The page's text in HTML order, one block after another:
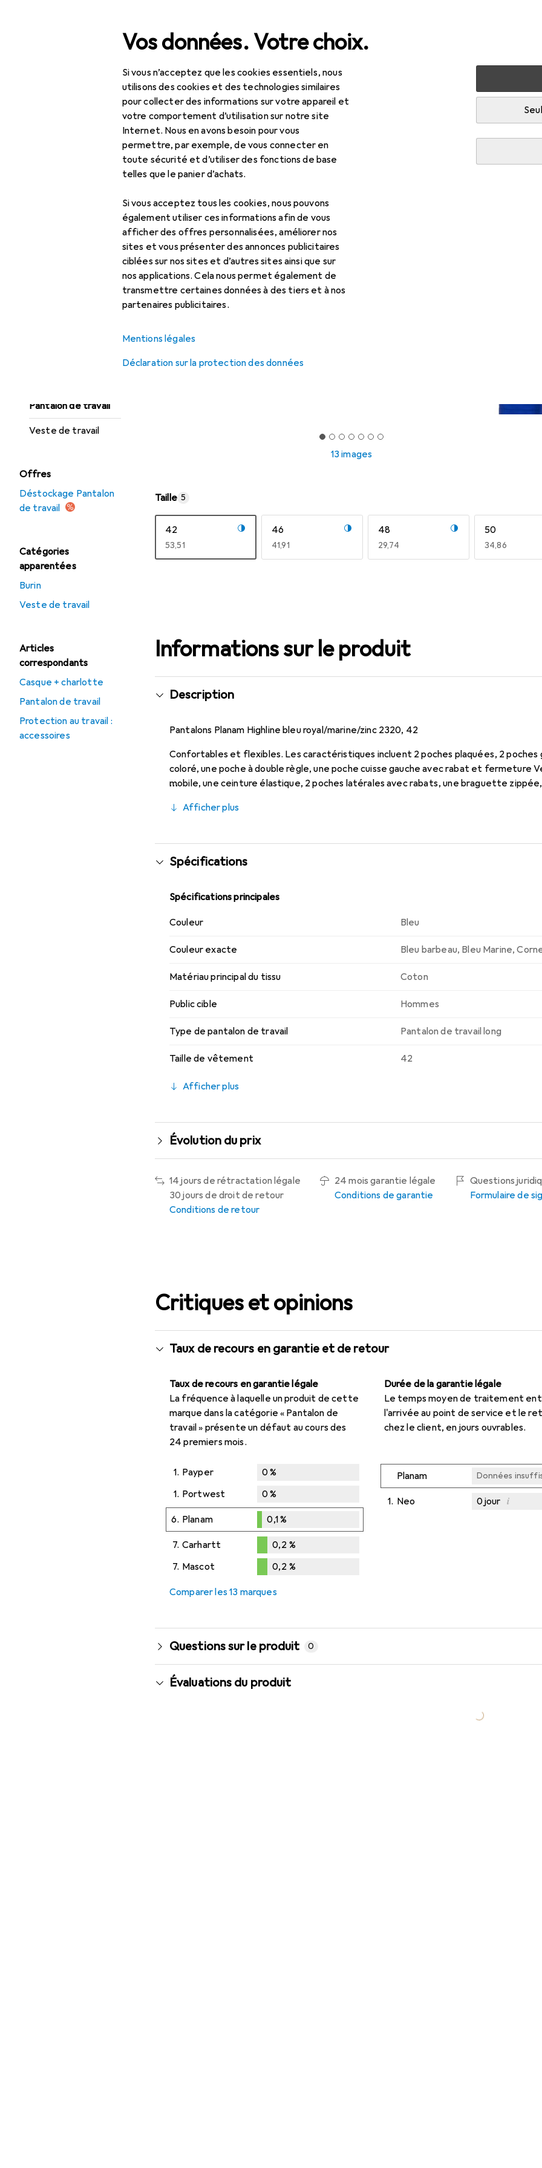
Vos données. Votre choix.
Si vous n’acceptez que les cookies essentiels, nous
utilisons des cookies et des technologies similaires
pour collecter des informations sur votre appareil et
votre comportement d’utilisation sur notre site
Internet. Nous en avons besoin pour vous
permettre, par exemple, de vous connecter en
toute sécurité et d’utiliser des fonctions de base
telles que le panier d’achats.
Si vous acceptez tous les cookies, nous pouvons
également utiliser ces informations afin de vous
afficher des offres personnalisées, améliorer nos
sites et vous présenter des annonces publicitaires
ciblées sur nos sites et d’autres sites ainsi que sur
nos applications. Cela nous permet également de
transmettre certaines données à des tiers et à nos
partenaires publicitaires.
Mentions légales
Déclaration sur la protection des données
Recherche
Pantalon de travail
Veste de travail
Offres
Déstockage Pantalon
de travail
Catégories
apparentées
Burin
Veste de travail
Articles
correspondants
Casque + charlotte
Pantalon de travail
Protection au travail :
accessoires
Tout l'assortiment Bricolage + jardin Horticulture + technique
13 images
Taille 5
42
EUR
53,51
46
EUR
41,91
48
EUR
29,74
50
EUR
34,86
Informations sur le produit
Description
Pantalons Planam Highline bleu royal/marine/zinc 2320, 42
Confortables et flexibles. Les caractéristiques incluent 2 poches plaquées, 2 poches
coloré, une poche à double règle, une poche cuisse gauche avec rabat et fermeture
mobile, une ceinture élastique, 2 poches latérales avec rabats, une braguette
Afficher plus
Spécifications
Spécifications principales
Couleur Bleu
Couleur exacte Bleu barbeau, Bleu Marine,
Matériau principal du tissu Coton
Public cible Hommes
Type de pantalon de travail Pantalon de travail long
Taille de vêtement 42
Afficher plus
Évolution du prix
14 jours de rétractation légale
30 jours de droit de retour
Conditions de retour
24 mois garantie légale
Conditions de garantie
Questions
Formulaire de
Critiques et opinions
Taux de recours en garantie et de retour
Taux de recours en garantie légale
La fréquence à laquelle un produit de cette
marque dans la catégorie « Pantalon de
travail » présente un défaut au cours des
24 premiers mois.
1. Payper 0%
1. Portwest 0%
6. Planam
0,1%
0,1%
7. Carhartt
%
0,2 %
7. Mascot
0,2 %
Durée de la garantie légale
Le temps moyen de traitement
l'arrivée au point de service et le
chez le client, en jours ouvrables.
Planam Données
1. Neo 0jour i
Comparer les 13 marques
Questions sur le produit 0
Évaluations du produit